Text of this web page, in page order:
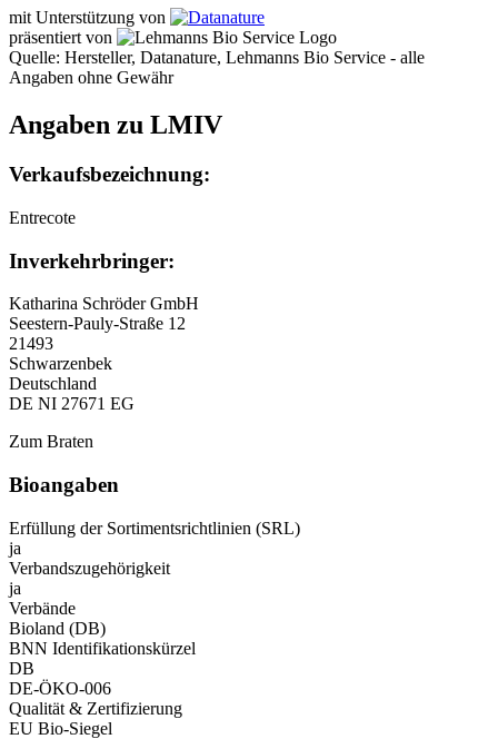
mit Unterstützung von
präsentiert von
Quelle: Hersteller, Datanature, Lehmanns Bio Service - alle
Angaben ohne Gewähr
Angaben zu LMIV
Verkaufsbezeichnung:
Entrecote
Inverkehrbringer:
Katharina Schröder GmbH
Seestern-Pauly-Straße 12
21493
Schwarzenbek
Deutschland
DE NI 27671 EG
Zum Braten
Bioangaben
Erfüllung der Sortimentsrichtlinien (SRL)
ja
Verbandszugehörigkeit
ja
Verbände
Bioland (DB)
BNN Identifikationskürzel
DB
DE-ÖKO-006
Qualität & Zertifizierung
EU Bio-Siegel